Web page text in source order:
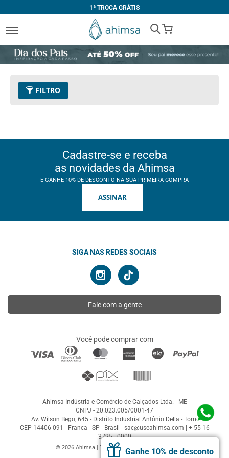
Ganhe 10% de desconto
1ª TROCA GRÁTIS
My Cart
FILTRO
Cadastre-se e receba
as novidades da Ahimsa
E GANHE 10% DE DESCONTO NA SUA PRIMEIRA COMPRA
ASSINAR
SIGA NAS REDES SOCIAIS
Fale com a gente
Você pode comprar com
Ahimsa Indústria e Comércio de Calçados Ltda. - ME
CNPJ - 20.023.005/0001-47
Av. Wilson Bego, 645 - Distrito Industrial Antônio Della - Torre
CEP 14406-091 - Franca - SP - Brasil | sac@useahimsa.com
+ 55 16
3725 - 0900
© 2026 Ahimsa | Todos os direitos reservados